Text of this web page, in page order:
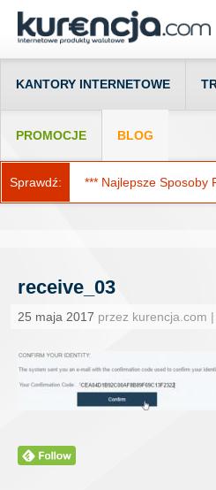
KANTORY INTERNETOWE
PROMOCJE BLOG
Sprawdź: *** Najlepsze Sposoby
receive_03
25 maja 2017 przez kurencja.com